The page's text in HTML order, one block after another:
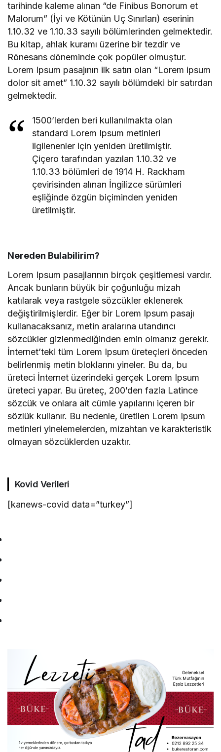
tarihinde kaleme alınan “de Finibus Bonorum et
Malorum” (İyi ve Kötünün Uç Sınırları) eserinin
1.10.32 ve 1.10.33 sayılı bölümlerinden gelmektedir.
Bu kitap, ahlak kuramı üzerine bir tezdir ve
Rönesans döneminde çok popüler olmuştur.
Lorem Ipsum pasajının ilk satırı olan “Lorem ipsum
dolor sit amet” 1.10.32 sayılı bölümdeki bir satırdan
gelmektedir.
1500’lerden beri kullanılmakta olan
standard Lorem Ipsum metinleri
ilgilenenler için yeniden üretilmiştir.
Çiçero tarafından yazılan 1.10.32 ve
1.10.33 bölümleri de 1914 H. Rackham
çevirisinden alınan İngilizce sürümleri
eşliğinde özgün biçiminden yeniden
üretilmiştir.
Nereden Bulabilirim?
Lorem Ipsum pasajlarının birçok çeşitlemesi vardır.
Ancak bunların büyük bir çoğunluğu mizah
katılarak veya rastgele sözcükler eklenerek
değiştirilmişlerdir. Eğer bir Lorem Ipsum pasajı
kullanacaksanız, metin aralarına utandırıcı
sözcükler gizlenmediğinden emin olmanız gerekir.
İnternet’teki tüm Lorem Ipsum üreteçleri önceden
belirlenmiş metin bloklarını yineler. Bu da, bu
üreteci İnternet üzerindeki gerçek Lorem Ipsum
üreteci yapar. Bu üreteç, 200’den fazla Latince
sözcük ve onlara ait cümle yapılarını içeren bir
sözlük kullanır. Bu nedenle, üretilen Lorem Ipsum
metinleri yinelemelerden, mizahtan ve karakteristik
olmayan sözcüklerden uzaktır.
Kovid Verileri
[kanews-covid data=”turkey”]